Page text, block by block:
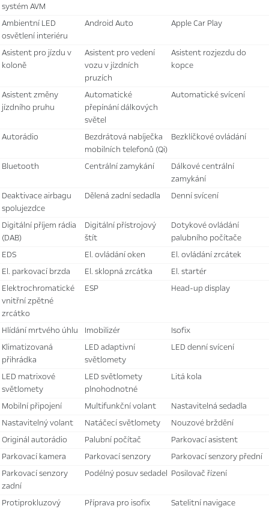
systém AVM
ambientní LED
osvětlení interiéru
Android Auto Apple Car Play
asistent pro jízdu v
koloně
asistent pro vedení
vozu v jízdních
pruzích
asistent rozjezdu do
kopce
asistent změny
jízdního pruhu
automatické
přepínání dálkových
světel
automatické svícení
autorádio
bezdrátová nabíječka
mobilních telefonů (Qi)
bezklíčkové ovládání
bluetooth centrální zamykání
dálkové centrální
zamykání
deaktivace airbagu
spolujezdce
dělená zadní sedadla denní svícení
digitální příjem rádia
(DAB)
digitální přístrojový
štít
dotykové ovládání
palubního počítače
EDS
el. ovládání oken
el. ovládání zrcátek
el. parkovací brzda
el. sklopná zrcátka
el. startér
elektrochromatické
vnitřní zpětné
zrcátko
ESP head-up display
hlídání mrtvého úhlu imobilizér
isofix
klimatizovaná
přihrádka
LED adaptivní
světlomety
LED denní svícení
LED matrixové
světlomety
LED světlomety
plnohodnotné
litá kola
mobilní připojení multifunkční volant
nastavitelná sedadla
nastavitelný volant
natáčecí světlomety
nouzové brždění
originál autorádio
palubní počítač
parkovací asistent
parkovací kamera
parkovací senzory
parkovací senzory přední
parkovací senzory
zadní
podélný posuv sedadel posilovač řízení
protiprokluzový
příprava pro isofix satelitní navigace